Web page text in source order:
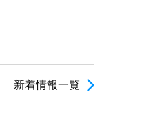
新着情報一覧